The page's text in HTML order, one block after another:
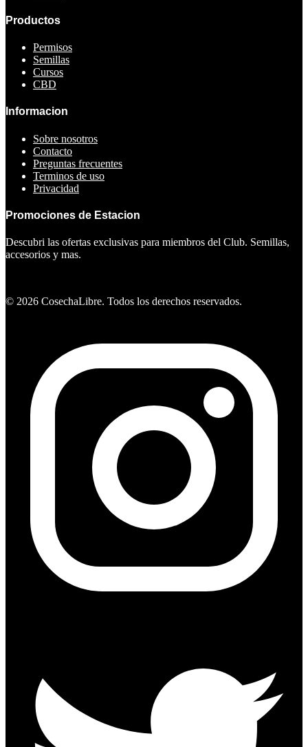
Productos
Permisos
Semillas
Cursos
CBD
Informacion
Sobre nosotros
Contacto
Preguntas frecuentes
Terminos de uso
Privacidad
Promociones de Estacion
Descubri las ofertas exclusivas para miembros del Club. Semillas,
accesorios y mas.
© 2026 CosechaLibre. Todos los derechos reservados.